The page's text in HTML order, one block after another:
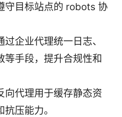
守目标站点的 robots 协
企业代理统一日志、
等手段，提升合规性和
向代理用于缓存静态资
压能力。